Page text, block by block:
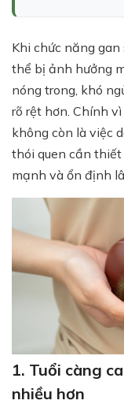
Khi chức năng
thể bị ảnh hưởng
nóng trong, khó
rõ rệt hơn. Chính
không còn là việc
thói quen cần
mạnh và ổn định
1. Tuổi càng
nhiều hơn